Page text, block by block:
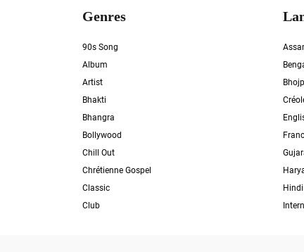
Genres
90s Song
Album
Artist
Bhakti
Bhangra
Bollywood
Chill Out
Chrétienne Gospel
Classic
Club
Hindi